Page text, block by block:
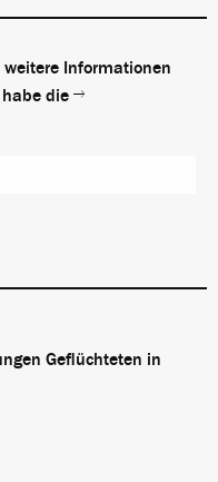
Informationen
die
Geflüchteten in